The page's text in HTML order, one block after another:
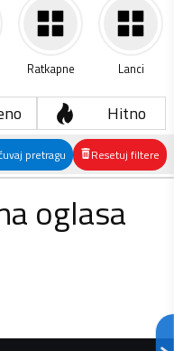
Ratkapne Lanci
Hitno
pretragu Resetuj filtere
oglasa